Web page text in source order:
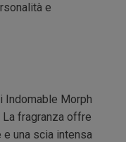
e
Indomable Morph
fragranza offre
una scia intensa